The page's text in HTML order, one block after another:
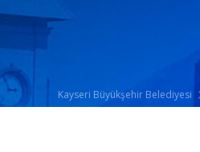
Kayseri Büyükşehir Belediyesi